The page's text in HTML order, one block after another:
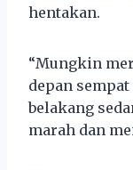
hentakan.
“Mungkin
depan
belakang
marah dan